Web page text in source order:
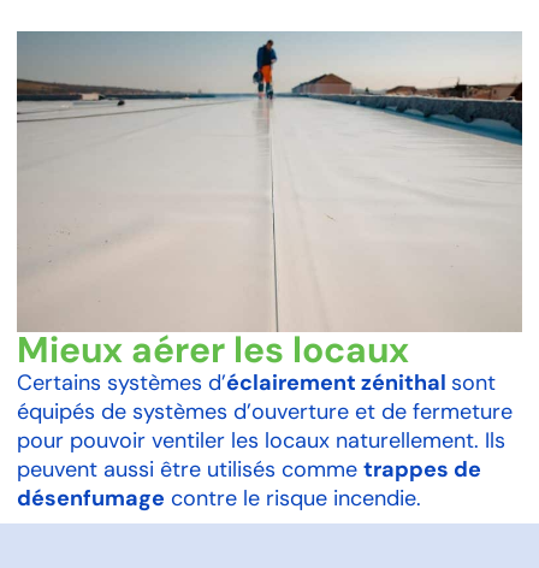
Mieux aérer les locaux
Certains systèmes d’éclairement zénithal sont
équipés de systèmes d’ouverture et de fermeture
pour pouvoir ventiler les locaux naturellement. Ils
peuvent aussi être utilisés comme trappes de
désenfumage contre le risque incendie.